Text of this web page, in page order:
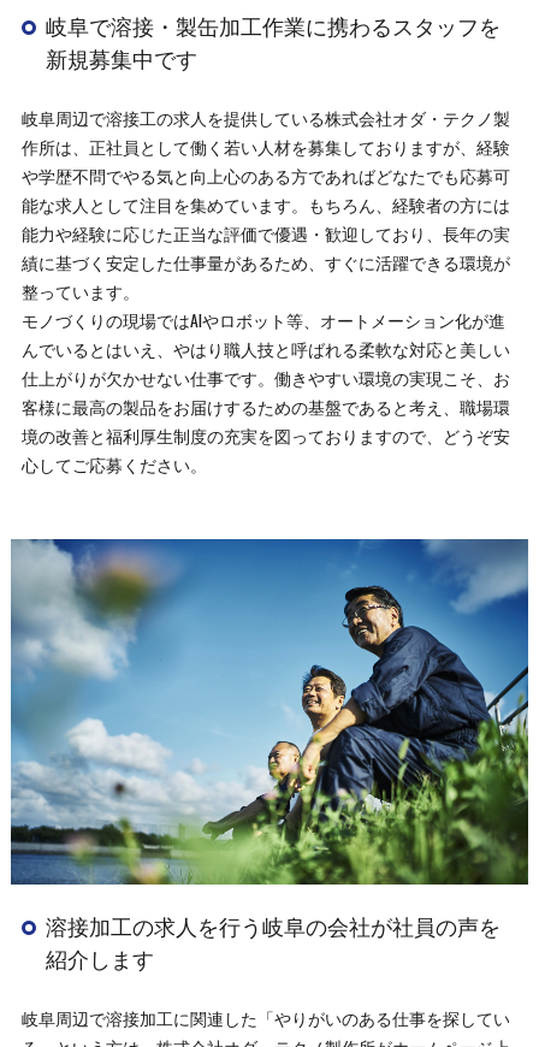
岐阜で溶接・製缶加工作業に携わるスタッフを
新規募集中です
岐阜周辺で溶接工の求人を提供している株式会社オダ・テクノ製
作所は、正社員として働く若い人材を募集しておりますが、経験
や学歴不問でやる気と向上心のある方であればどなたでも応募可
能な求人として注目を集めています。もちろん、経験者の方には
能力や経験に応じた正当な評価で優遇・歓迎しており、長年の実
績に基づく安定した仕事量があるため、すぐに活躍できる環境が
整っています。
モノづくりの現場ではAIやロボット等、オートメーション化が進
んでいるとはいえ、やはり職人技と呼ばれる柔軟な対応と美しい
仕上がりが欠かせない仕事です。働きやすい環境の実現こそ、お
客様に最高の製品をお届けするための基盤であると考え、職場環
境の改善と福利厚生制度の充実を図っておりますので、どうぞ安
心してご応募ください。
溶接加工の求人を行う岐阜の会社が社員の声を
紹介します
岐阜周辺で溶接加工に関連した「やりがいのある仕事を探してい